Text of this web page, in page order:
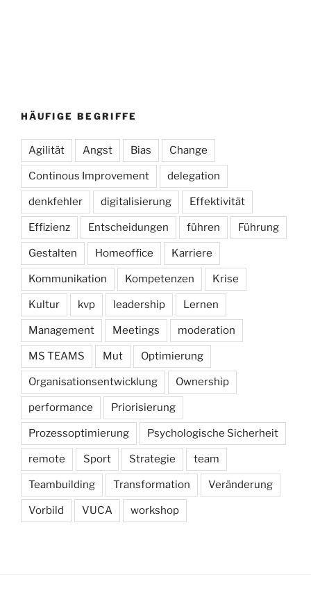
HÄUFIGE BEGRIFFE
Agilität Angst Bias Change
Continous Improvement delegation
denkfehler digitalisierung Effektivität
Effizienz Entscheidungen führen Führung
Gestalten Homeoffice Karriere
Kommunikation Kompetenzen Krise
Kultur kvp leadership Lernen
Management Meetings moderation
MS TEAMS Mut Optimierung
Organisationsentwicklung Ownership
performance Priorisierung
Prozessoptimierung Psychologische Sicherheit
remote Sport Strategie team
Teambuilding Transformation Veränderung
Vorbild VUCA workshop